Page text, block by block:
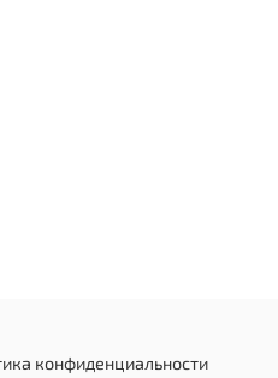
конфиденциальности